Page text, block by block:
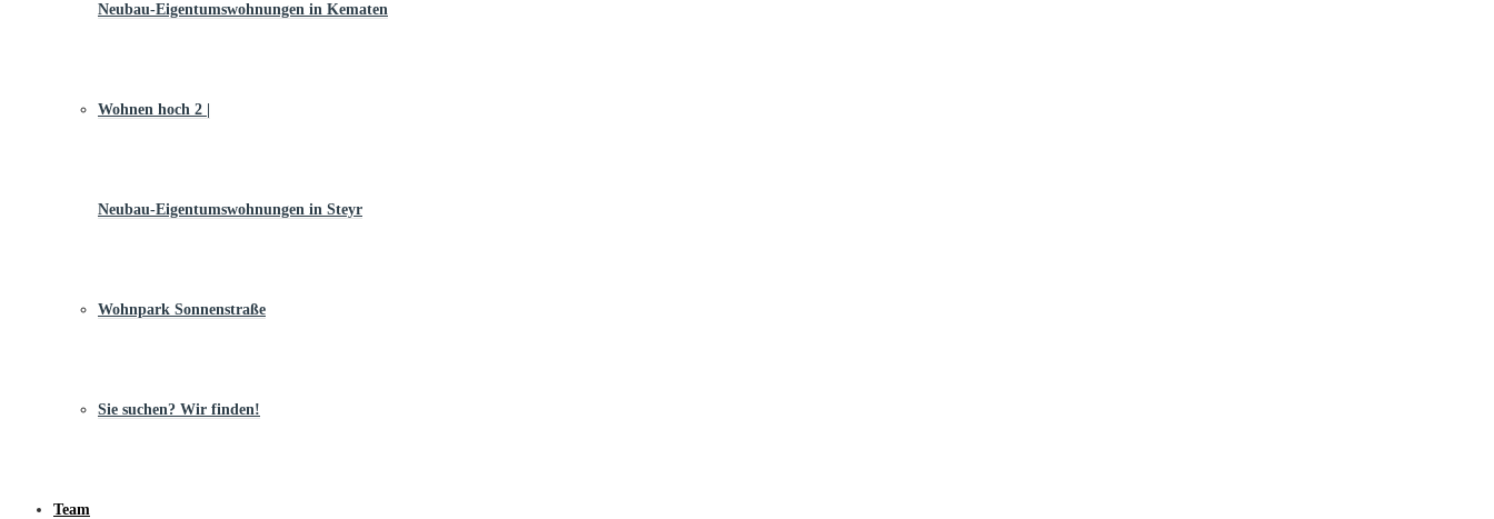
Neubau-Eigentums­­wohnungen in Kematen
Wohnen hoch 2 |
Neubau-Eigentumswohnungen in Steyr
Wohnpark Sonnenstraße
Sie suchen? Wir finden!
Team